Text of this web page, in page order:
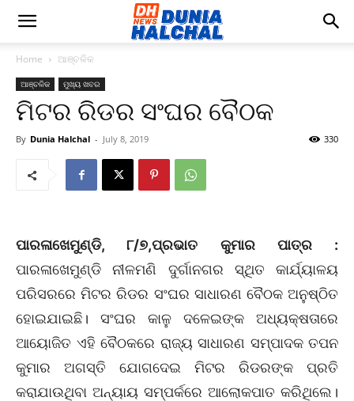
Home ଆଞ୍ଚଳିକ
ଆଞ୍ଚଳିକ ମୁଖ୍ୟ ଖବର
ମିଟର ରିଡର ସଂଘର ବୈଠକ
By Dunia Halchal - July 8, 2019 330
ପାରଳାଖେମୁଣ୍ଡି, ୮/୭,ପ୍ରଭାତ କୁମାର ପାତ୍ର :
ପାରଳାଖେମୁଣ୍ଡି ନୀଳମଣି ଦୁର୍ଗାନଗର ସ୍ଥିତ କାର୍ଯ୍ୟାଳୟ
ପରିସରରେ ମିଟର ରିଡର ସଂଘର ସାଧାରଣ ବୈଠକ ଅନୁଷ୍ଠିତ
ହୋଇଯାଇଛି। ସଂଘର କାଳୁ ଦଳେଇଙ୍କ ଅଧ୍ୟକ୍ଷତାରେ
ଆୟୋଜିତ ଏହି ବୈଠକରେ ରାଜ୍ୟ ସାଧାରଣ ସମ୍ପାଦକ ତପନ
କୁମାର ଅଗସ୍ତି ଯୋଗଦେଇ ମିଟର ରିଡରଙ୍କ ପ୍ରତି
କରାଯାଉଥିବା ଅନ୍ୟାୟ ସମ୍ପର୍କରେ ଆଲୋକପାତ କରିଥିଲେ।